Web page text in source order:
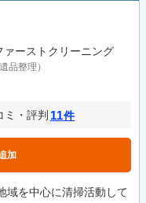
ァーストクリーニング
品整理）
ミ・評判 11件
加
域を中心に清掃活動して